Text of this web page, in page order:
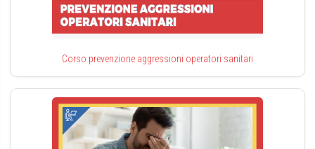
Corso prevenzione aggressioni operatori sanitari